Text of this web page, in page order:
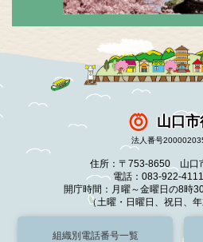
山口市
法人番号
住所：〒753-8650 山口
電話：083-922-
開庁時間：月曜～金曜日の8時
（土曜・日曜日、祝日、
組織別電話番号一覧